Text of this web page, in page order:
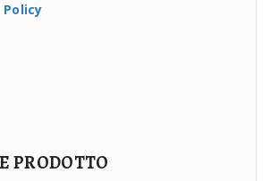
Policy
PRODOTTO